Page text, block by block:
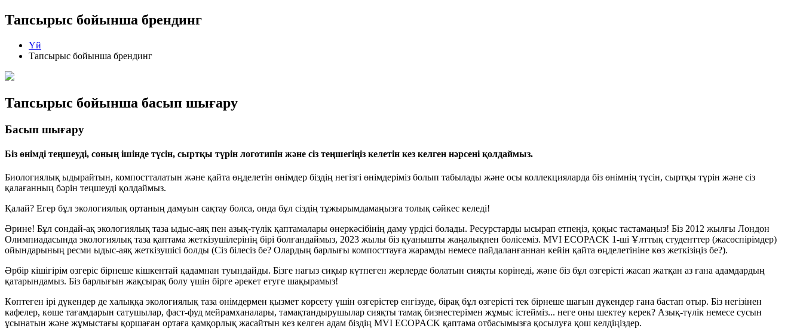
Тапсырыс бойынша брендинг
Үй
Тапсырыс бойынша брендинг
Тапсырыс бойынша басып шығару
Басып шығару
Біз өнімді теңшеуді, соның ішінде түсін, сыртқы түрін логотипін және сіз теңшегіңіз келетін кез келген нәрсені қолдаймыз.
Биологиялық ыдырайтын, компостталатын және қайта өңделетін өнімдер біздің негізгі өнімдеріміз болып табылады және осы коллекцияларда біз өнімнің түсін, сыртқы түрін және сіз
қалағанның бәрін теңшеуді қолдаймыз.
Қалай? Егер бұл экологиялық ортаның дамуын сақтау болса, онда бұл сіздің тұжырымдамаңызға толық сәйкес келеді!
Әрине! Бұл сондай-ақ экологиялық таза ыдыс-аяқ пен азық-түлік қаптамалары өнеркәсібінің даму үрдісі болады. Ресурстарды ысырап етпеңіз, қоқыс тастамаңыз! Біз 2012 жылғы Лондон
Олимпиадасында экологиялық таза қаптама жеткізушілерінің бірі болғандаймыз, 2023 жылы біз қуанышты жаңалықпен бөлісеміз. MVI ECOPACK 1-ші Ұлттық студенттер (жасөспірімдер)
ойындарының ресми ыдыс-аяқ жеткізушісі болды (Сіз білесіз бе? Олардың барлығы компосттауға жарамды немесе пайдаланғаннан кейін қайта өңделетініне көз жеткізіңіз бе?).
Әрбір кішігірім өзгеріс бірнеше кішкентай қадамнан туындайды. Бізге нағыз сиқыр күтпеген жерлерде болатын сияқты көрінеді, және біз бұл өзгерісті жасап жатқан аз ғана адамдардың
қатарындамыз. Біз барлығын жақсырақ болу үшін бірге әрекет етуге шақырамыз!
Көптеген ірі дүкендер де халыққа экологиялық таза өнімдермен қызмет көрсету үшін өзгерістер енгізуде, бірақ бұл өзгерісті тек бірнеше шағын дүкендер ғана бастап отыр. Біз негізінен
кафелер, көше тағамдарын сатушылар, фаст-фуд мейрамханалары, тамақтандырушылар сияқты тамақ бизнестерімен жұмыс істейміз... неге оны шектеу керек? Азық-түлік немесе сусын
ұсынатын және жұмыстағы қоршаған ортаға қамқорлық жасайтын кез келген адам біздің MVI ECOPACK қаптама отбасымызға қосылуға қош келдіңіздер.